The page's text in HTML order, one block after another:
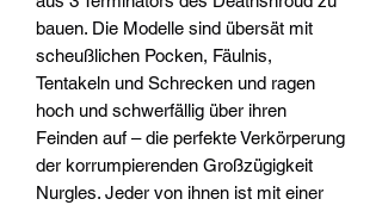
bauen. Die Modelle sind übersät mit
scheußlichen Pocken, Fäulnis,
Tentakeln und Schrecken und ragen
hoch und schwerfällig über ihren
Feinden auf – die perfekte Verkörperung
der korrumpierenden Großzügigkeit
Nurgles. Jeder von ihnen ist mit einer